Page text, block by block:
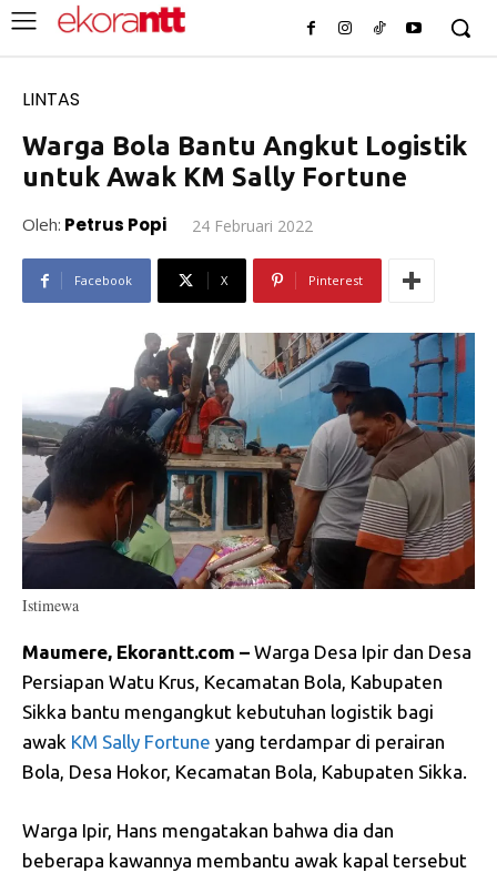
LINTAS
Warga Bola Bantu Angkut Logistik
untuk Awak KM Sally Fortune
Oleh: Petrus Popi 24 Februari 2022
Facebook X Pinterest
Istimewa
Maumere, Ekorantt.com – Warga Desa Ipir dan Desa
Persiapan Watu Krus, Kecamatan Bola, Kabupaten
Sikka bantu mengangkut kebutuhan logistik bagi
awak KM Sally Fortune yang terdampar di perairan
Bola, Desa Hokor, Kecamatan Bola, Kabupaten Sikka.
Warga Ipir, Hans mengatakan bahwa dia dan
beberapa kawannya membantu awak kapal tersebut